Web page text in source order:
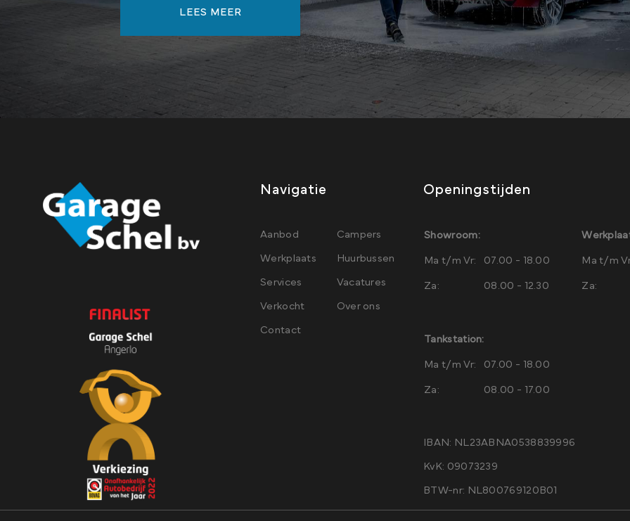
LEES MEER
Navigatie
Aanbod Campers
Werkplaats Huurbussen
Services Vacatures
Verkocht Over ons
Contact
Openingstijden
Showroom:
Ma t/m Vr: 07.00 - 18.00
Za: 08.00 - 12.30
Ma t/m
Za:
Tankstation:
Ma t/m Vr: 07.00 - 18.00
Za: 08.00 - 17.00
IBAN: NL23ABNA0538839996
KvK: 09073239
BTW-nr: NL800769120B01